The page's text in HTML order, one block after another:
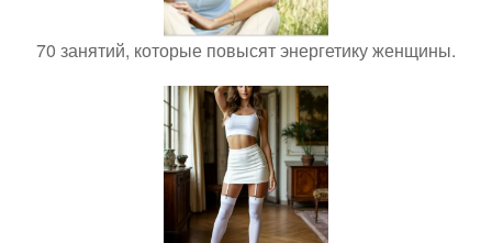
70 занятий, которые повысят энергетику женщины.